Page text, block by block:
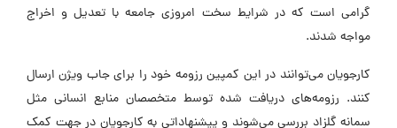
گرامی است که در شرایط سخت امروزی جامعه با تعدیل و اخراج
مواجه شدند.
کارجویان می‌توانند در این کمپین رزومه خود را برای جاب ویژن ارسال
کنند. رزومه‌های دریافت شده توسط متخصصان منابع انسانی مثل
سمانه گلزاد بررسی می‌شوند و پیشنهاداتی به کارجویان در جهت کمک